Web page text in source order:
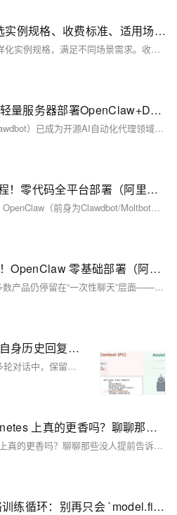
阿里云服务器4核16G可选实例规格、收费标准、适用场景及活动价格
阿里云4核16G云服务器提供多样化实例规格，满足不同场景需求。收费模式灵活，支持按量付费和包年包月，其中包年包月性价比最高。目前4核16G配置选择经济型e实例的活动价格为2174.57元起，通用算力型u2i实例1576.80元起，通用型g9i实例3944.23元起。
保姆级图文教程！阿里云轻量服务器部署OpenClaw+Docker极简方案+Skills集成及避坑指南
2026年，OpenClaw（曾用名Clawdbot）已成为开源AI自动化代理领域的标杆产品，凭借轻量化运行、自然语言驱动、插件化扩展三大核心优势，广泛应用于文件管理、信息检索、定时任务、网页自动化、内容处理等日常效率场景。对于零基础用户而言，阿里云轻量应用服务器是部署OpenClaw的最优载体——操作简单、性价比高、环境稳定且自带官方优化镜像，全程无需复杂运维知识，小白也能快速完成从服务器创建到AI助手上线的全流程。
OpenClaw保姆级图文教程！零代码全平台部署（阿里云+Win11/Mac/Linux）+百炼API配置+避坑指南
在AI工具同质化严重的2026年，OpenClaw（前身为Clawdbot/Moltbot）凭借“私有化部署+自然语言驱动自动化”的核心优势脱颖而出。它不仅是能聊天的AI助手，更是可运行在自有服务器或本地设备的“数字员工”——能通过自然语言调用浏览器、文件系统、邮件等工具，完成文档整理、邮件处理、日程安排等实际任务，还支持对接钉钉、飞书等办公软件，实现全场景协作。
打造有长期记忆的AI助手！OpenClaw 零基础部署（阿里云/本地）+Obsidian联动实战及避坑指南
在AI代理工具泛滥的2026年，多数产品仍停留在“一次性聊天”层面——关闭页面即丢失记忆，无法沉淀个人知识库，更难以适配本地化数据管理需求。而OpenClaw（曾用名Clawdbot）+Obsidian+Obsidian CLI的组合，凭借“开源免费、本地可控、长期记忆”三大优势，成为搭建私人AI知识库的最优解：OpenClaw提供本地AI代理能力，Obsidian承载结构化知识存储，CLI实现工具间无缝联动，三者协同让AI从“临时聊天工具”升级为“能沉淀、可复用的私人知识助手”。
MIT论文解读：LLM 会被自身历史回复拖累 ，上下文污染会导致多轮对话质量衰减
MIT 2026年重磅论文揭示：AI多轮对话中，保留自身历史回复反而导致“上下文污染”，引发幻觉累积与质量滑坡。实验证明，移除AI过往回复可缩减上下文达10倍，70%轮次质量不变。这挑战了行业默认设计，呼吁从“堆叠历史”转向“智能省略”。
Spark / Flink 跑在 Kubernetes 上真的更香吗？聊聊那些没人提前告诉你的性能坑
Spark / Flink 跑在 Kubernetes 上真的更香吗？聊聊那些没人提前告诉你的性能坑
从 0 到 1 写一个神经网络训练循环：别再只会 `model.fit()` 了